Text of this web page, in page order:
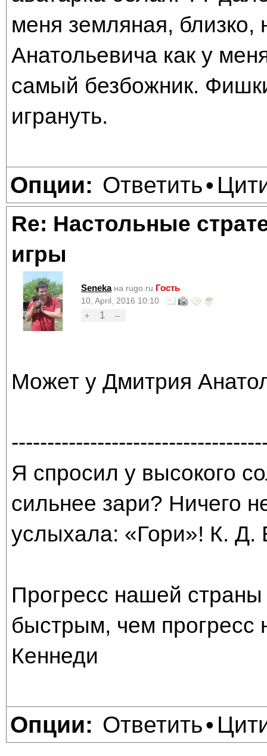
меня земляная, близко,
Анатольевича как у
самый безбожник.
игрануть.
Опции: Ответить•
Re: Настольные
игры
Seneka на rugo.ru Гость
10, April, 2016 10:10
+
1 –
Может у Дмитрия
Я спросил у высокого
сильнее зари? Ничего
услыхала: «Гори»! К. Д.
Прогресс нашей
быстрым, чем прогресс
Кеннеди
Опции: Ответить•